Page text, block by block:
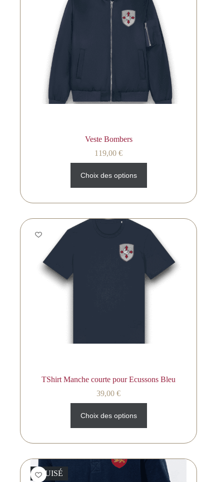
Veste Bombers
119,00€
Choix des options
TShirt Manche courte pour Ecussons Bleu
39,00€
Choix des options
ÉPUISÉ